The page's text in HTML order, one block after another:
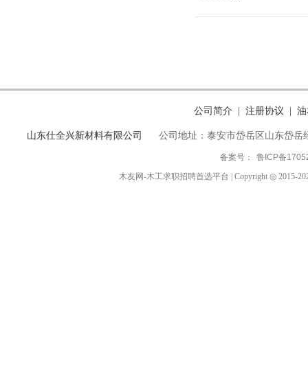
公司简介 注册协议
山东仕全兴新材料有限公司 公司地址：泰安市岱岳区山东岱岳
备案号：
鲁ICP备
木友网-木工求职招聘首选平台 | Copyright ◎ 2015-